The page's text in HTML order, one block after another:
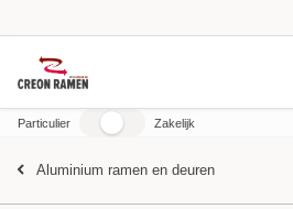
Particulier Zakelijk
Aluminium ramen en deuren